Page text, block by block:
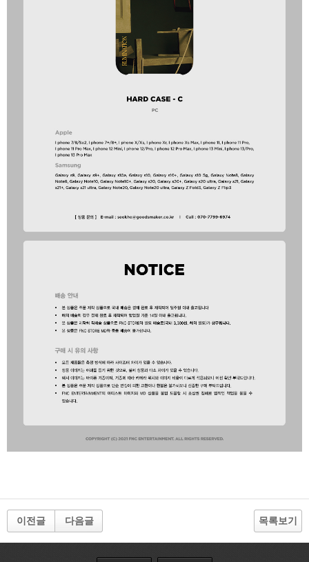
이전글 다음글 목록보기